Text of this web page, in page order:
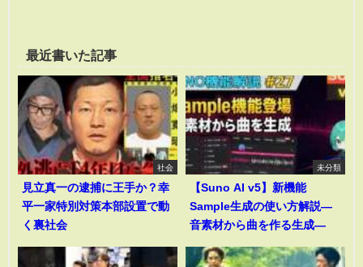
最近書いた記事
社会
見立真一の逮捕に王手か？幸
平一家特別対策本部設置で動
く裏社会
未分類
【Suno AI v5】新機能
Sample生成の使い方解説―
音素材から曲を作る生成―